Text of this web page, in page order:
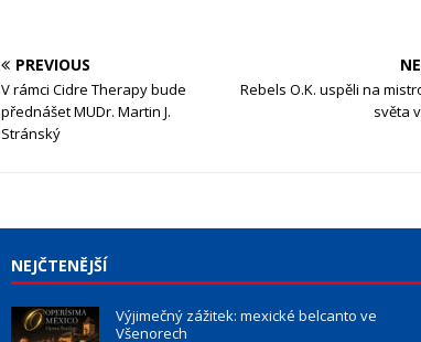
PREVIOUS
V rámci Cidre Therapy bude
přednášet MUDr. Martin J.
Stránský
Rebels O.K. uspěli na
světa
NEJČTENĚJŠÍ
Výjimečný zážitek: mexické belcanto ve
Všenorech